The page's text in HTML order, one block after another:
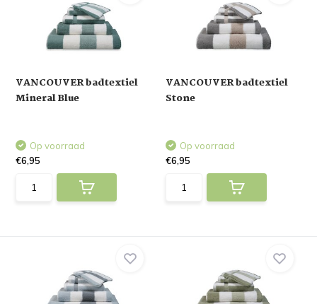
VANCOUVER badtextiel
Mineral Blue
Op voorraad
€6,95
VANCOUVER badtextiel
Stone
Op voorraad
€6,95